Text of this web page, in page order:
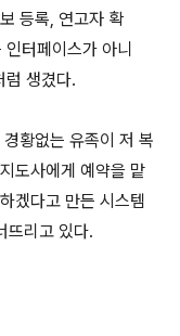
등록, 연고자 확
터페이스가 아니
럼 생겼다.
황없는 유족이 저 복
도사에게 예약을 맡
겠다고 만든 시스템
뜨리고 있다.